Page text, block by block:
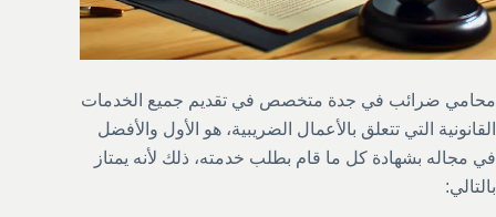
محامي ضرائب في جدة متخصص في تقديم جميع الخدمات
القانونية التي تتعلق بالأعمال الضريبية، هو الأول والأفضل
في مجاله بشهادة كل ما قام بطلب خدمته، ذلك لأنه يمتاز
بالتالي: